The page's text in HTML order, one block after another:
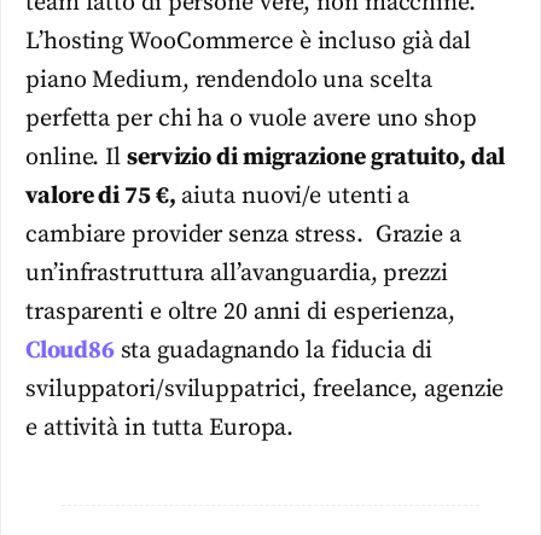
L’hosting WooCommerce è incluso già dal
piano Medium, rendendolo una scelta
perfetta per chi ha o vuole avere uno shop
online. Il servizio di migrazione gratuito, dal
valore di 75 €, aiuta nuovi/e utenti a
cambiare provider senza stress. Grazie a
un’infrastruttura all’avanguardia, prezzi
trasparenti e oltre 20 anni di esperienza,
Cloud86sta guadagnando la fiducia di
sviluppatori/sviluppatrici, freelance, agenzie
e attività in tutta Europa.